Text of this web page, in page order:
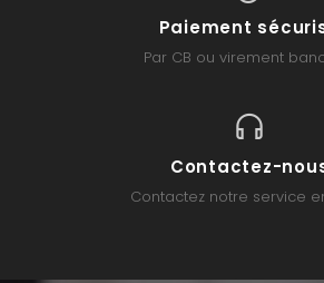
Paiement
Par CB ou virement
Contactez-
Contactez notre service